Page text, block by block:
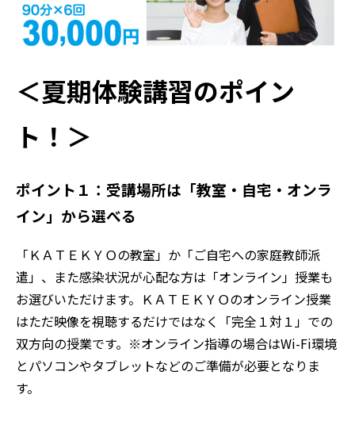
＜夏期体験講習のポイン
ト！＞
ポイント１：受講場所は「教室・自宅・オンラ
イン」から選べる
「ＫＡＴＥＫＹＯの教室」か「ご自宅への家庭教師派
遣」、また感染状況が心配な方は「オンライン」授業も
お選びいただけます。ＫＡＴＥＫＹＯのオンライン授業
はただ映像を視聴するだけではなく「完全１対１」での
双方向の授業です。※オンライン指導の場合はWi-Fi環境
とパソコンやタブレットなどのご準備が必要となりま
す。